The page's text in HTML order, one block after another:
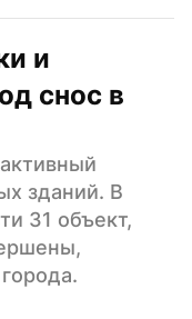
и
снос в
зданий. В
31 объект,